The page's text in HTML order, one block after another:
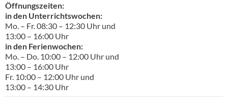
Öffnungszeiten:
in den Unterrichtswochen:
Mo. – Fr. 08:30 – 12:30 Uhr und
13:00 – 16:00 Uhr
in den Ferienwochen:
Mo. – Do. 10:00 – 12:00 Uhr und
13:00 – 16:00 Uhr
Fr. 10:00 – 12:00 Uhr und
13:00 – 14:30 Uhr